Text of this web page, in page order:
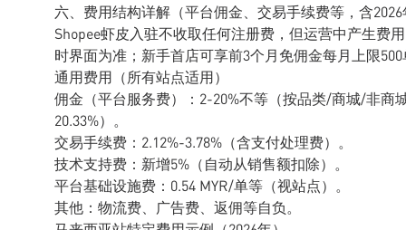
六、费用结构详解（平台佣金、交易手续费等，含
Shopee虾皮入驻不收取任何注册费，但运营中产生费
时界面为准；新手首店可享前3个月免佣金每月上限
通用费用（所有站点适用）
佣金（平台服务费）：2-20%不等（按品类/商城/非商
20.33%）。
交易手续费：2.12%-3.78%（含支付处理费）。
技术支持费：新增5%（自动从销售额扣除）。
平台基础设施费：0.54 MYR/单等（视站点）。
其他：物流费、广告费、返佣等自负。